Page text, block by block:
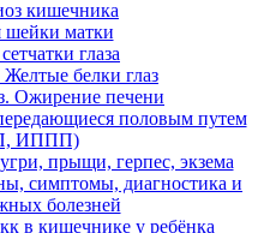
кишечника
шейки матки
глаза
белки глаз
Ожирение печени
половым путем
ИППП)
прыщи, герпес, экзема
симптомы, диагностика и
болезней
в кишечнике у ребёнка